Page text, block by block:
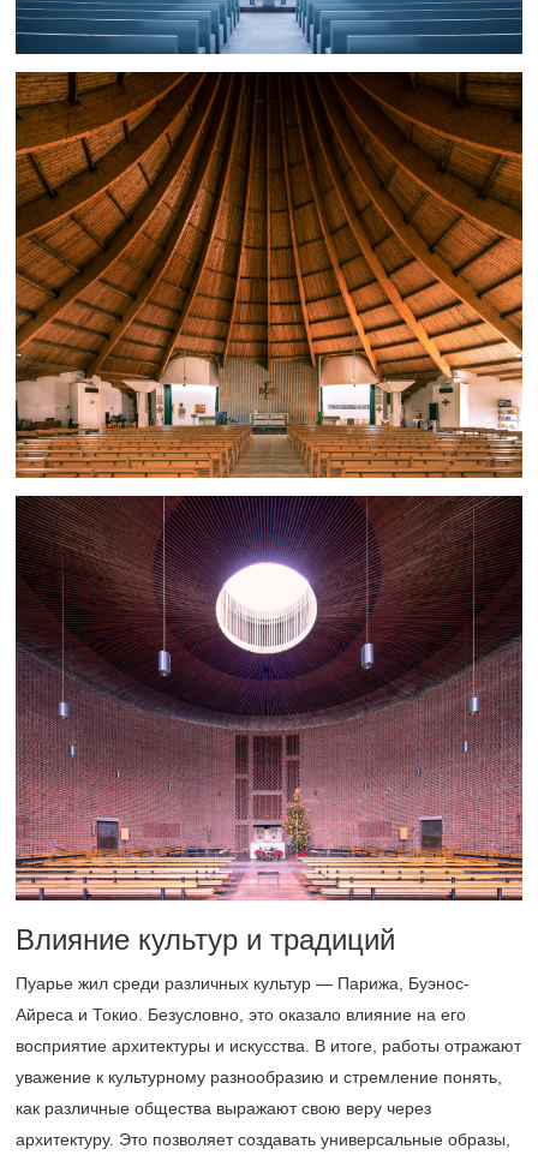
Влияние культур и традиций
Пуарье жил среди различных культур — Парижа, Буэнос-
Айреса и Токио. Безусловно, это оказало влияние на его
восприятие архитектуры и искусства. В итоге, работы отражают
уважение к культурному разнообразию и стремление понять,
как различные общества выражают свою веру через
архитектуру. Это позволяет создавать универсальные образы,